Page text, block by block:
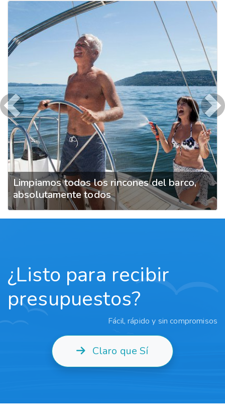
Limpiamos todos los rincones del barco,
absolutamente todos
Previous
¿Listo para recibir
presupuestos?
Fácil, rápido y sin compromisos
Claro que Sí